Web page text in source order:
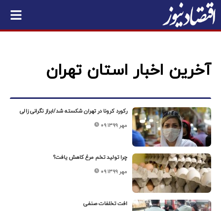
آخرین اخبار استان تهران
رکورد کرونا در تهران شکسته شد/ابراز نگرانی زالی
۰۹ مهر ۱۳۹۹
چرا تولید تخم مرغ کاهش یافت؟
۰۹ مهر ۱۳۹۹
افت تخلفات صنفی